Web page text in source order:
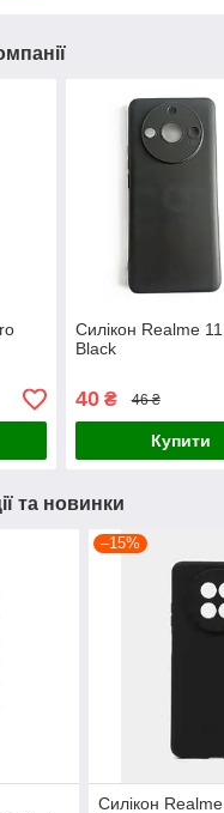
Силікон Realme
Black
40₴ 46 ₴
Купити
та новинки
–15%
Силікон